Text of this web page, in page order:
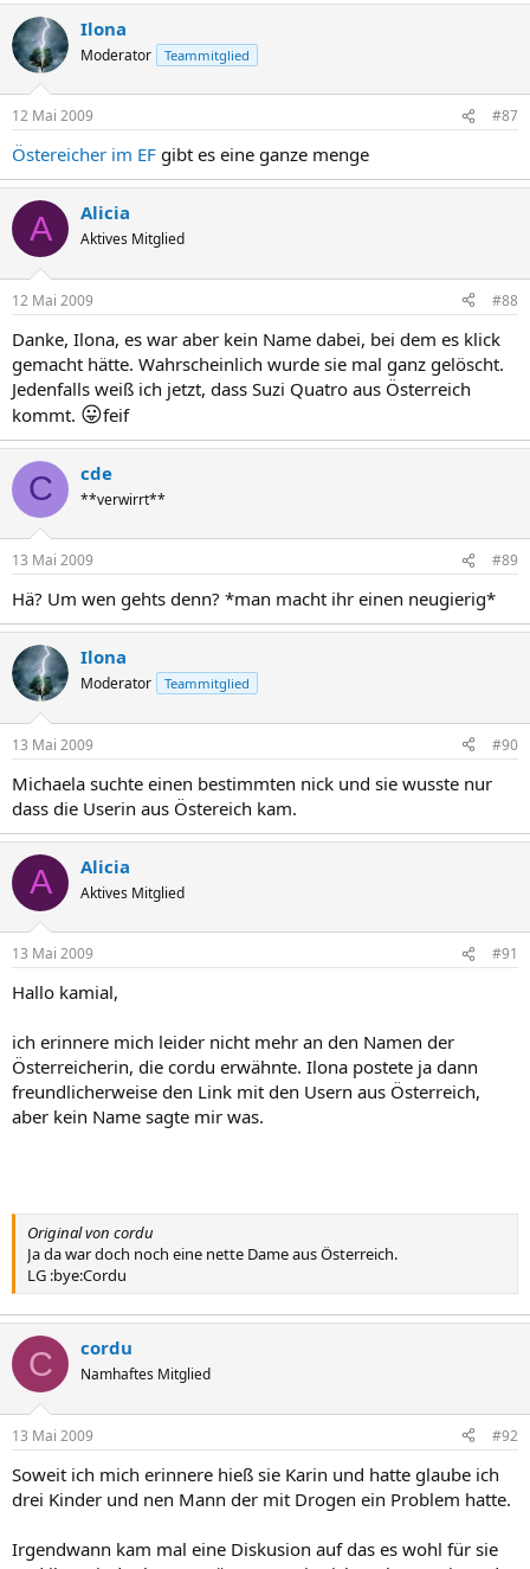
Ilona
Moderator Teammitglied
12 Mai 2009 #87
Östereicher im EF gibt es eine ganze menge
A Alicia
Aktives Mitglied
12 Mai 2009 #88
Danke, Ilona, es war aber kein Name dabei, bei dem es klick
gemacht hätte. Wahrscheinlich wurde sie mal ganz gelöscht.
Jedenfalls weiß ich jetzt, dass Suzi Quatro aus Österreich
kommt. 😛feif
C cde
**verwirrt**
13 Mai 2009 #89
Hä? Um wen gehts denn? *man macht ihr einen neugierig*
Ilona
Moderator Teammitglied
13 Mai 2009 #90
Michaela suchte einen bestimmten nick und sie wusste nur
dass die Userin aus Östereich kam.
A Alicia
Aktives Mitglied
13 Mai 2009 #91
Hallo kamial,
ich erinnere mich leider nicht mehr an den Namen der
Österreicherin, die cordu erwähnte. Ilona postete ja dann
freundlicherweise den Link mit den Usern aus Österreich,
aber kein Name sagte mir was.
Original von cordu
Ja da war doch noch eine nette Dame aus Österreich.
LG :bye:Cordu
C cordu
Namhaftes Mitglied
13 Mai 2009 #92
Soweit ich mich erinnere hieß sie Karin und hatte glaube ich
drei Kinder und nen Mann der mit Drogen ein Problem hatte.
Irgendwann kam mal eine Diskusion auf das es wohl für sie